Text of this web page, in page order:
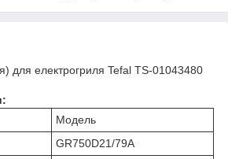
для електрогриля Tefal TS-01043480
Модель
GR750D21/79A